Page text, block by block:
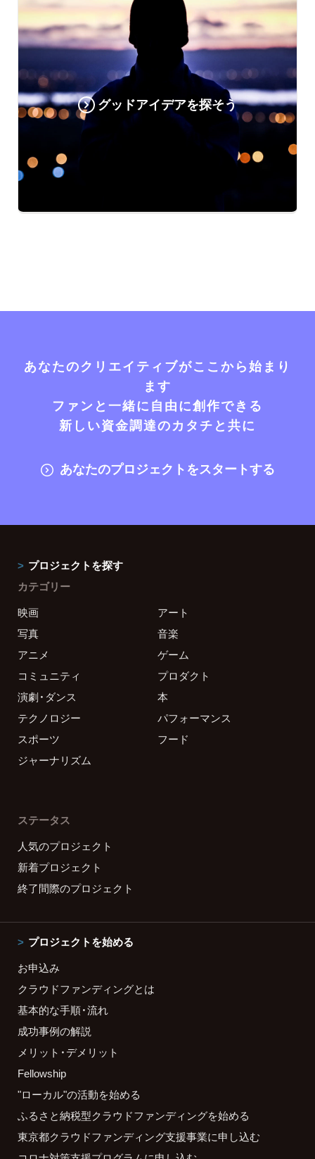
グッドアイデアを探そう
あなたのクリエイティブがここから始まり
ます
ファンと一緒に自由に創作できる
新しい資金調達のカタチと共に
あなたのプロジェクトをスタートする
プロジェクトを探す
カテゴリー
映画
アート
写真
音楽
アニメ
ゲーム
コミュニティ
プロダクト
演劇・ダンス
本
テクノロジー
パフォーマンス
スポーツ
フード
ジャーナリズム
ステータス
人気のプロジェクト
新着プロジェクト
終了間際のプロジェクト
プロジェクトを始める
お申込み
クラウドファンディングとは
基本的な手順・流れ
成功事例の解説
メリット・デメリット
Fellowship
"ローカル"の活動を始める
ふるさと納税型クラウドファンディングを始める
東京都クラウドファンディング支援事業に申し込む